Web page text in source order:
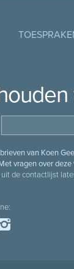
van Koen
vragen over
de contactlijst